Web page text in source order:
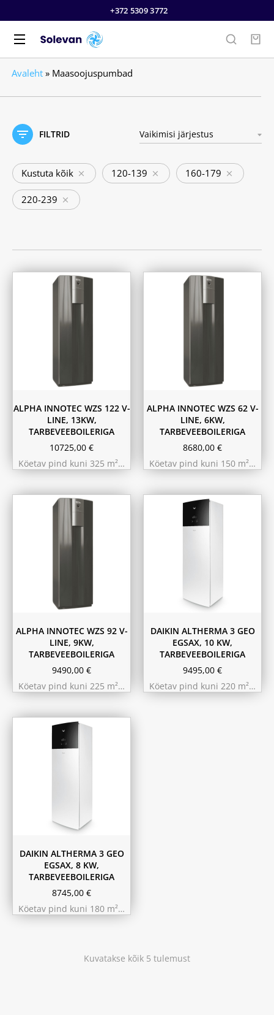
+372 5309 3772
Avaleht » Maasoojuspumbad
FILTRID
Kustuta kõik 120-139 160-179
220-239
ALPHA INNOTEC WZS 122 V-
LINE, 13KW,
TARBEVEEBOILERIGA
10725,00 €
Köetav pind kuni 325 m²…
ALPHA INNOTEC WZS 62 V-
LINE, 6KW,
TARBEVEEBOILERIGA
8680,00 €
Köetav pind kuni 150 m²…
ALPHA INNOTEC WZS 92 V-
LINE, 9KW,
TARBEVEEBOILERIGA
9490,00 €
Köetav pind kuni 225 m²…
DAIKIN ALTHERMA 3 GEO
EGSAX, 10 KW,
TARBEVEEBOILERIGA
9495,00 €
Köetav pind kuni 220 m²…
DAIKIN ALTHERMA 3 GEO
EGSAX, 8 KW,
TARBEVEEBOILERIGA
8745,00 €
Köetav pind kuni 180 m²…
Kuvatakse kõik 5 tulemust